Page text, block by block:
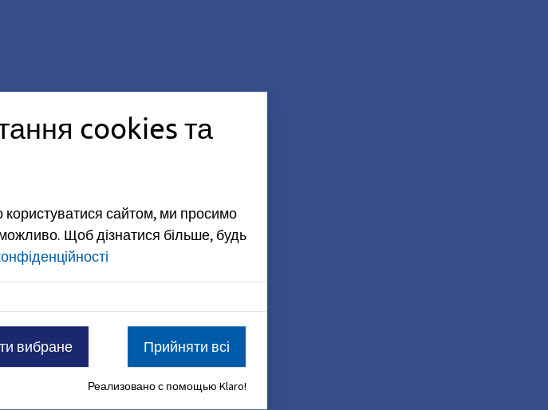
cookies та
сайтом, ми просимо
можливо. Щоб дізнатися більше, будь
вибране Прийняти всі
Реализовано с помощью Klaro!